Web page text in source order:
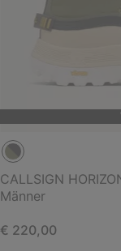
CALLSIGN
Männer
Regular price:
€ 220,00